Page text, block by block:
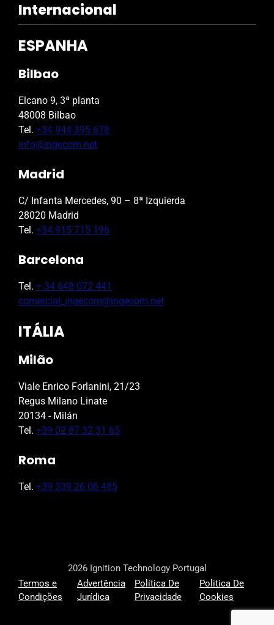
Internacional
ESPANHA
Bilbao
Elcano 9, 3ª planta
48008 Bilbao
Tel. +34 944 395 678
info@ingecom.net
Madrid
C/ Infanta Mercedes, 90 – 8ª Izquierda
28020 Madrid
Tel. +34 915 715 196
Barcelona
Tel. + 34 648 072 441
comercial_ingecom@ingecom.net
ITÁLIA
Milão
Viale Enrico Forlanini, 21/23
Regus Milano Linate
20134 - Milán
Tel. +39 02 87 32 31 65
Roma
Tel. +39 339 26 06 485
2026 Ignition Technology Portugal
Termos e
Condições
Advertência
Jurídica
Política De
Privacidade
Politica De
Cookies